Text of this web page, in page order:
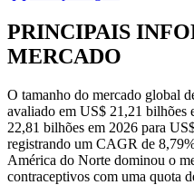
PRINCIPAIS
MERCADO
O tamanho do mercado global
avaliado em US$ 21,21 bilhões
22,81 bilhões em 2026 para
registrando um CAGR de
América do Norte dominou o
contraceptivos com uma quota